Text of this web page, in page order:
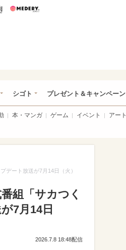
うまい肉
シゴト プレゼント＆キャンペーン
本・マンガ ゲーム イベント アート
デート放送が7月14日（火）
組「サカつく
7月14日
2026.7.8 18:48配信